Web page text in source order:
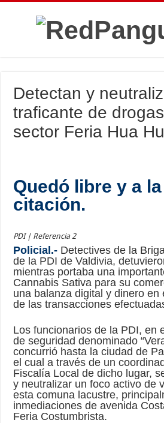
Detectan y
traficante de
sector Feria Hua
Quedó libre y a
citación.
PDI | Referencia 2
Policial.- Detectives de la
de la PDI de Valdivia,
mientras portaba una
Cannabis Sativa para su
una balanza digital y dinero en
de las transacciones
Los funcionarios de la PDI, en
de seguridad denominado
concurrió hasta la ciudad de
el cual a través de un
Fiscalía Local de dicho lugar,
y neutralizar un foco activo de
esta comuna lacustre,
inmediaciones de avenida
Feria Costumbrista.